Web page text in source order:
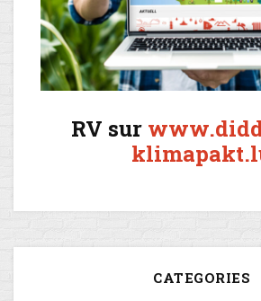
RV sur
CATEGORIES